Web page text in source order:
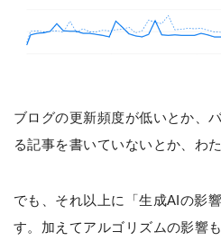
ブログの更新頻度が低いとか、
る記事を書いていないとか、わ
でも、それ以上に「生成AIの影
す。加えてアルゴリズムの影響